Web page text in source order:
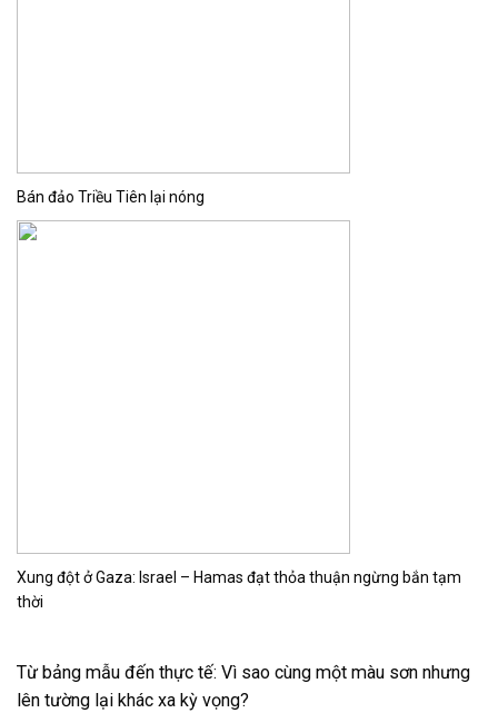
Bán đảo Triều Tiên lại nóng
Xung đột ở Gaza: Israel – Hamas đạt thỏa thuận ngừng bắn tạm
thời
Từ bảng mẫu đến thực tế: Vì sao cùng một màu sơn nhưng
lên tường lại khác xa kỳ vọng?